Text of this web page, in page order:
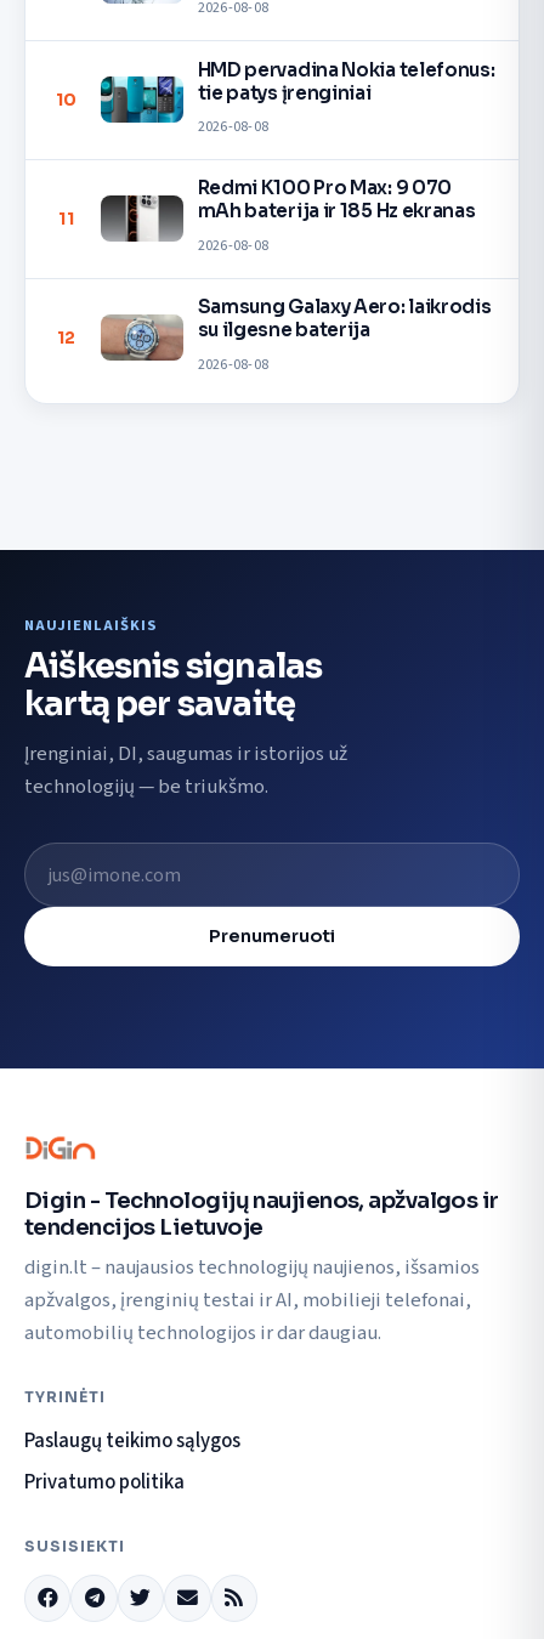
2026-08-08
10
HMD pervadina Nokia telefonus:
tie patys įrenginiai
2026-08-08
11
Redmi K100 Pro Max: 9 070
mAh baterija ir 185 Hz ekranas
2026-08-08
12
Samsung Galaxy Aero: laikrodis
su ilgesne baterija
2026-08-08
NAUJIENLAIŠKIS
Aiškesnis signalas
kartą per savaitę
Įrenginiai, DI, saugumas ir istorijos už
technologijų — be triukšmo.
El. pašto adresas
Prenumeruoti
Digin - Technologijų naujienos, apžvalgos ir
tendencijos Lietuvoje
digin.lt – naujausios technologijų naujienos, išsamios
apžvalgos, įrenginių testai ir AI, mobilieji telefonai,
automobilių technologijos ir dar daugiau.
TYRINĖTI
Paslaugų teikimo sąlygos
Privatumo politika
SUSISIEKTI